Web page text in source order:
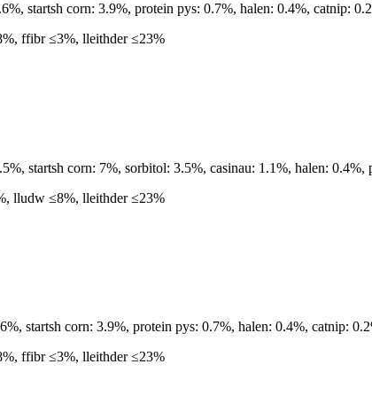
startsh corn: 3.9%, protein pys: 0.7%, halen: 0.4%, catnip:
ffibr ≤3%, lleithder ≤23%
startsh corn: 7%, sorbitol: 3.5%, casinau: 1.1%, halen: 0.4%,
lludw ≤8%, lleithder ≤23%
startsh corn: 3.9%, protein pys: 0.7%, halen: 0.4%, catnip:
ffibr ≤3%, lleithder ≤23%